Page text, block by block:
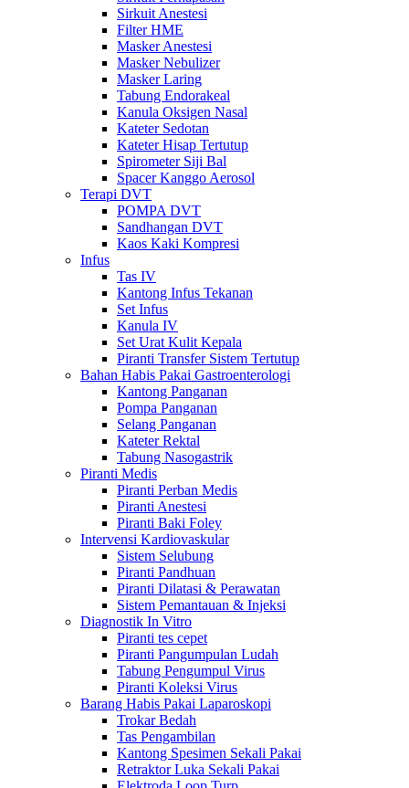
Sirkuit Anestesi
Filter HME
Masker Anestesi
Masker Nebulizer
Masker Laring
Tabung Endorakeal
Kanula Oksigen Nasal
Kateter Sedotan
Kateter Hisap Tertutup
Spirometer Siji Bal
Spacer Kanggo Aerosol
Terapi DVT
POMPA DVT
Sandhangan DVT
Kaos Kaki Kompresi
Infus
Tas IV
Kantong Infus Tekanan
Set Infus
Kanula IV
Set Urat Kulit Kepala
Piranti Transfer Sistem Tertutup
Bahan Habis Pakai Gastroenterologi
Kantong Panganan
Pompa Panganan
Selang Panganan
Kateter Rektal
Tabung Nasogastrik
Piranti Medis
Piranti Perban Medis
Piranti Anestesi
Piranti Baki Foley
Intervensi Kardiovaskular
Sistem Selubung
Piranti Pandhuan
Piranti Dilatasi & Perawatan
Sistem Pemantauan & Injeksi
Diagnostik In Vitro
Piranti tes cepet
Piranti Pangumpulan Ludah
Tabung Pengumpul Virus
Piranti Koleksi Virus
Barang Habis Pakai Laparoskopi
Trokar Bedah
Tas Pengambilan
Kantong Spesimen Sekali Pakai
Retraktor Luka Sekali Pakai